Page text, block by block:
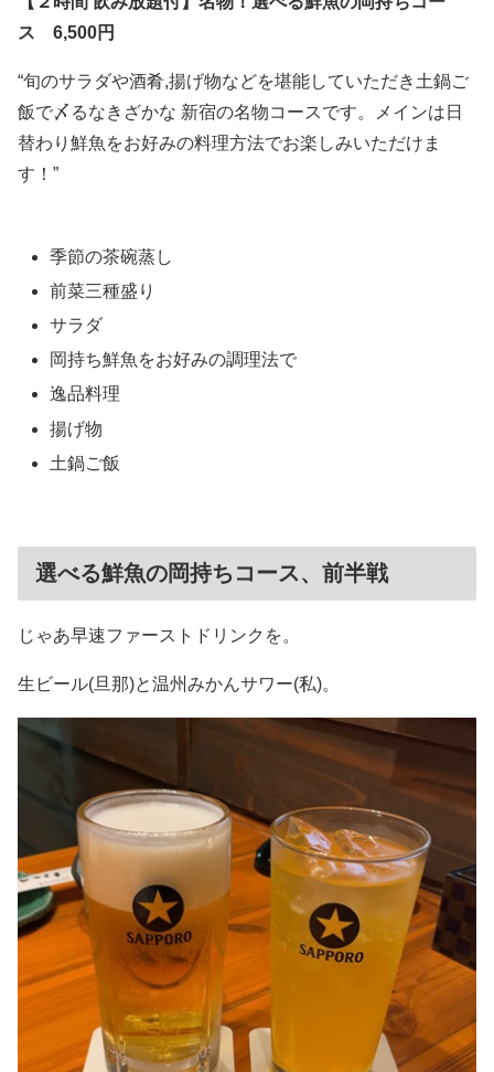
ス 6,500円
“旬のサラダや酒肴,揚げ物などを堪能していただき土鍋ご
飯で〆るなきざかな 新宿の名物コースです。メインは日
替わり鮮魚をお好みの料理方法でお楽しみいただけま
す！”
季節の茶碗蒸し
前菜三種盛り
サラダ
岡持ち鮮魚をお好みの調理法で
逸品料理
揚げ物
土鍋ご飯
選べる鮮魚の岡持ちコース、前半戦
じゃあ早速ファーストドリンクを。
生ビール(旦那)と温州みかんサワー(私)。